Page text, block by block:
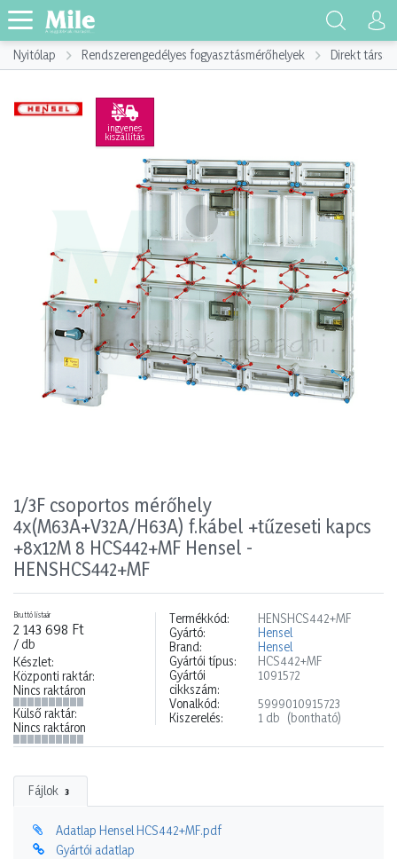
Nyitólap Rendszerengedélyes fogyasztásmérőhelyek Direkt
ingyenes
kiszállítás
1/3F csoportos mérőhely
4x(M63A+V32A/H63A) f.kábel +tűzeseti kapcs
+8x12M 8 HCS442+MF Hensel -
HENSHCS442+MF
Bruttó listaár
2 143 698 Ft
/ db
Készlet:
Központi raktár:
Nincs raktáron
Külső raktár:
Nincs raktáron
Termékkód:
HENSHCS442+MF
Gyártó:
Hensel
Brand:
Hensel
Gyártói típus:
HCS442+MF
Gyártói
cikkszám:
1091572
Vonalkód:
5999010915723
Kiszerelés:
1 db (bontható)
Fájlok 3
Adatlap Hensel HCS442+MF.pdf
Gyártói adatlap